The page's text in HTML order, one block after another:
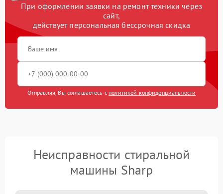
При оформлении заявки на ремонт техники через
сайт,
действует персональная бессрочная скидка
Отправляя, Вы соглашаетесь с политикой конфиденциальности
Неисправности стиральной
машины Sharp